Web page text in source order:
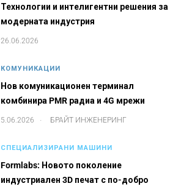
Технологии и интелигентни решения за
модерната индустрия
26.06.2026
КОМУНИКАЦИИ
Нов комуникационен терминал
комбинира PMR радиа и 4G мрежи
5.06.2026 БРАЙТ ИНЖЕНЕРИНГ
СПЕЦИАЛИЗИРАНИ МАШИНИ
Formlabs: Новото поколение
индустриален 3D печат с по-добро